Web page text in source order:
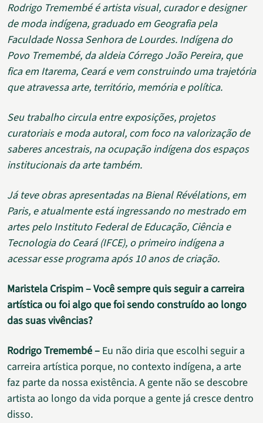
Rodrigo Tremembé é artista visual, curador e designer
de moda indígena, graduado em Geografia pela
Faculdade Nossa Senhora de Lourdes. Indígena do
Povo Tremembé, da aldeia Córrego João Pereira, que
fica em Itarema, Ceará e vem construindo uma trajetória
que atravessa arte, território, memória e política.
Seu trabalho circula entre exposições, projetos
curatoriais e moda autoral, com foco na valorização de
saberes ancestrais, na ocupação indígena dos espaços
institucionais da arte também.
Já teve obras apresentadas na Bienal Révélations, em
Paris, e atualmente está ingressando no mestrado em
artes pelo Instituto Federal de Educação, Ciência e
Tecnologia do Ceará (IFCE), o primeiro indígena a
acessar esse programa após 10 anos de criação.
Maristela Crispim – Você sempre quis seguir a carreira
artística ou foi algo que foi sendo construído ao longo
das suas vivências?
Rodrigo Tremembé – Eu não diria que escolhi seguir a
carreira artística porque, no contexto indígena, a arte
faz parte da nossa existência. A gente não se descobre
artista ao longo da vida porque a gente já cresce dentro
disso.